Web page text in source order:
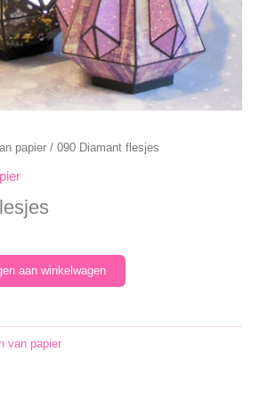
papier / 090 Diamant flesjes
aan winkelwagen
van papier